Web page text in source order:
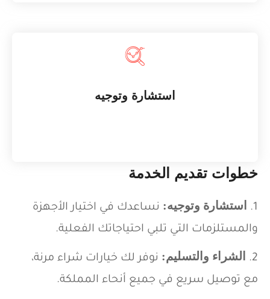
استشارة وتوجيه
الفعلية
خطوات تقديم الخدمة
استشارة وتوجيه: نساعدك في اختيار الأجهزة
والمستلزمات التي تلبي احتياجاتك الفعلية.
الشراء والتسليم: نوفر لك خيارات شراء مرنة،
مع توصيل سريع في جميع أنحاء المملكة.